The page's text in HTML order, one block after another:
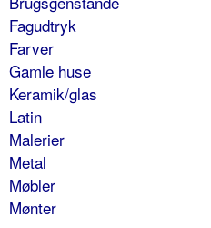
Fagudtryk
Farver
Gamle huse
Keramik/glas
Latin
Malerier
Metal
Møbler
Mønter